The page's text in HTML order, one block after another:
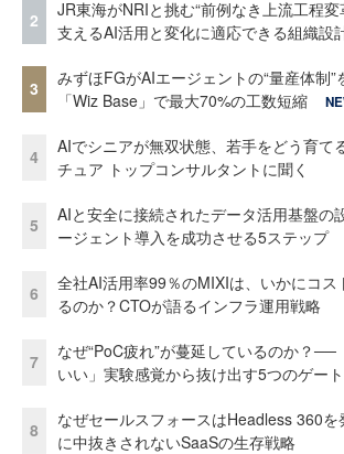
2
JR東海がNRIと挑む“前例なき上流工程
支えるAI活用と変化に適応できる組織設
3
みずほFGがAIエージェントの“量産体制
「Wiz Base」で最大70%の工数短縮
4
AIでシニアが無双状態、若手をどう育て
チュア トップコンサルタントに聞く
5
AIと安全に接続されたデータ活用基盤の
ージェント導入を成功させる5ステップ
6
全社AI活用率99％のMIXIは、いかにコス
るのか？CTOが語るインフラ運用戦略
7
なぜ“PoC疲れ”が蔓延しているのか？──
いい」実験感覚から抜け出す5つのゲー
8
なぜセールスフォースはHeadless 360を
に中抜きされないSaaSの生存戦略